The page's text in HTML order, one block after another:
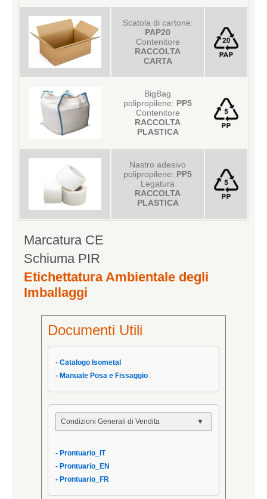
Scatola di cartone:
PAP20
Contenitore
RACCOLTA
CARTA
BigBag
polipropilene: PP5
Contenitore
RACCOLTA
PLASTICA
Nastro adesivo
polipropilene: PP5
Legatura
RACCOLTA
PLASTICA
Marcatura CE
Schiuma PIR
Etichettatura Ambientale degli
Imballaggi
Documenti Utili
- Catalogo Isometal
- Manuale Posa e Fissaggio
Condizioni Generali di Vendita
- Condizioni di Vendita AIPPEG
- Prontuario_IT
- Prontuario_IT
- Prontuario_EN
- Prontuario_FR